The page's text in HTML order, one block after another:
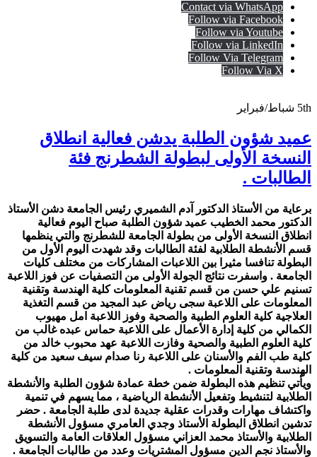
Contact via WhatsApp
Follow via Facebook
Follow via Youtube
Follow via LinkedIn
Follow Via Telegram
Follow Via X
5th شباط/فبراير
عميد شؤون الطلبة يدشن فعالية انطلاق
النسخة الأولى لبطولة الشطرنج فئة
الطالبات .
برعاية من الأستاذ الدكتور آدم الشميري رئيس الجامعة دشن الأستاذ
الدكتور محمد الخطيب عميد شؤون الطلبة صباح اليوم فعالية
انطلاق النسخة الأولى من بطولة الجامعة للشطرنج والتي ينظمها
قسم الأنشطة الطلابية لفئة الطالبات وقد شهدت اليوم الأول من
البطولة تنافسا مثيرا بين اللاعبات المشاركات من مختلف كليات
الجامعة . واسفرت نتائج الجولة الأولى من التصفيات عن فوز اللاعبة
تسنيم علي حسن من قسم تقنية المعلومات كلية الهندسة وتقنية
المعلومات على اللاعبة سجى رياض عبد المجيد من قسم التغذية
العلاجية كلية العلوم الطبية والصحية وفوز اللاعبة امل مهيوب
الكمالي من كلية إدارة الأعمال على اللاعبة حماس عبده غالب من
كلية العلوم الطبية والصحية وفازت اللاعبة عهد محبوب خالد من
كلية طب الفم والأسنان على اللاعبة رنا صدام سيف سعيد من كلية
الهندسة وتقنية المعلومات .
ويأتي تنظيم هذه البطولة ضمن خطة عمادة شؤون الطلبة والأنشطة
الطلابية لتنشيط وتفعيل الأنشطة الرياضية ، مما يسهم في تنمية
واكتشاف مهارات وقدرات عقلية جديدة لدى طلبة الجامعة . حضر
تدشين انطلاق البطولة الأستاذ وجدي العامري مسؤول الأنشطة
الطلابية والأستاذ محمد العزاني مسؤول العلاقات العامة والتسويق
والأستاذ نجم الدين مسؤول المشتريات وعدد من طالبات الجامعة .